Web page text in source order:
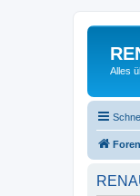
Alles